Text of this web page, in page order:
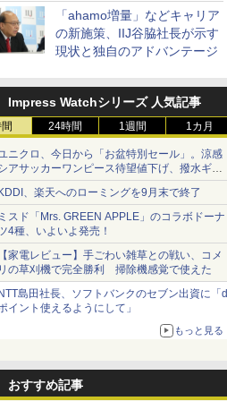
「ahamo増量」などキャリア
の新施策、IIJ谷脇社長が示す
現状と独自のアドバンテージ
Impress Watchシリーズ 人気記事
24時間 1週間 1カ月
ニクロ、今日から「お盆特別セール」。涼感
アサッカーワンピース待望値下げ、撥水ギア
ョーツは1990円に
、楽天へのローミングを9月末で終了
スド「Mrs. GREEN APPLE」のコラボドーナ
4種、いよいよ発売！
家電レビュー】手ごわい雑草との戦い、コメ
の草刈機で完全勝利 掃除機感覚で使えた
島田社長、ソフトバンクのセブン出資に「d
イント使えるようにして」
もっと見る
おすすめ記事